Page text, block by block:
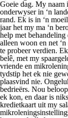
Goeie dag. My naam
onderwyser in ‘n
rand. Ek is in ‘n
jaar het my ma ‘n
help met behandeling
alleen woon en net
te probeer verdien.
belê, met my
vriende en
tydstip het ek nie
plaasvind nie.
bedrieërs. Nou
ek kon, en daar is
kredietkaart uit my